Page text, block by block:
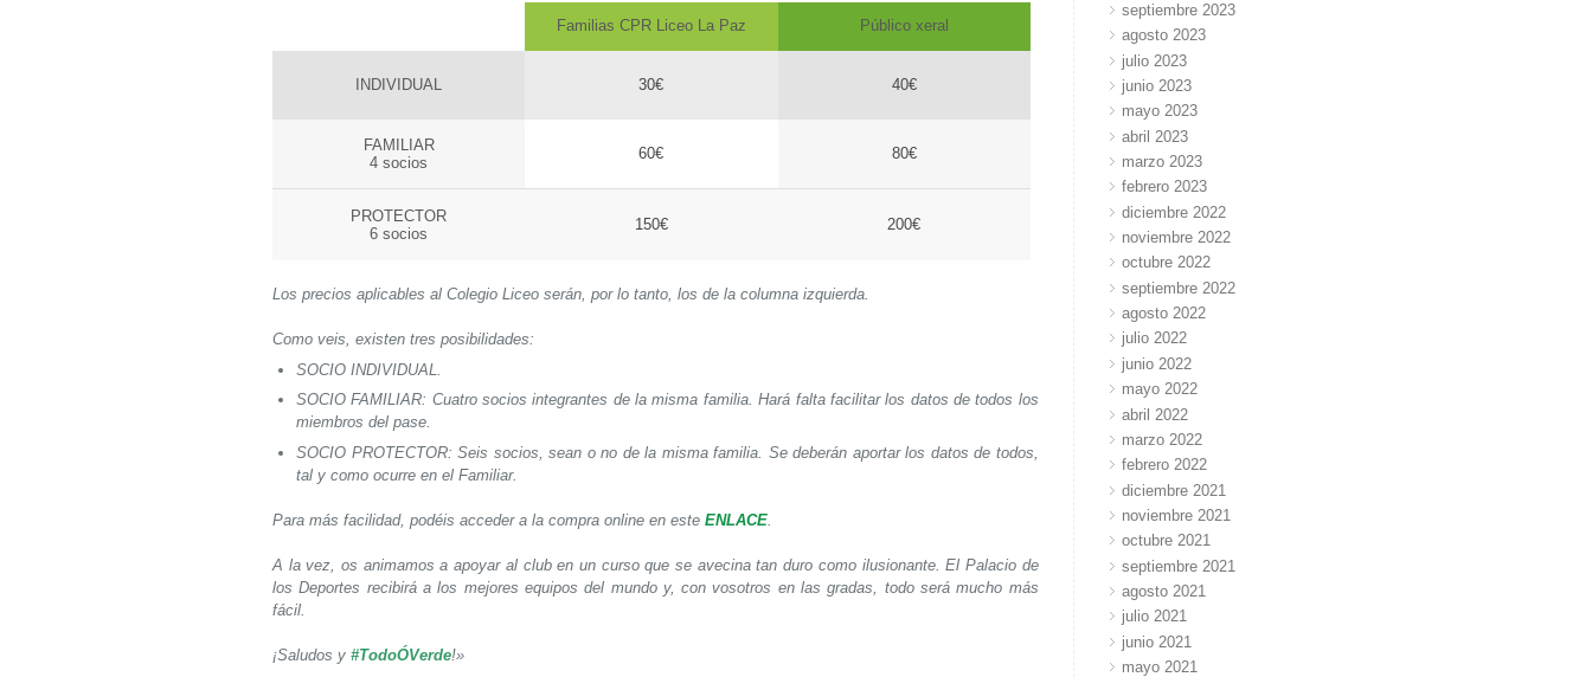
INDIVIDUAL
FAMILIAR
4 socios
PROTECTOR
6 socios
Familias CPR Liceo La Paz
30€
60€
150€
Público xeral
40€
80€
200€
Los precios aplicables al Colegio Liceo serán, por lo tanto, los de la columna izquierda.
Como veis, existen tres posibilidades:
SOCIO INDIVIDUAL.
SOCIO FAMILIAR: Cuatro socios integrantes de la misma familia. Hará falta facilitar los datos de todos los
miembros del pase.
SOCIO PROTECTOR: Seis socios, sean o no de la misma familia. Se deberán aportar los datos de todos,
tal y como ocurre en el Familiar.
Para más facilidad, podéis acceder a la compra online en este ENLACE
A la vez, os animamos a apoyar al club en un curso que se avecina tan duro como ilusionante. El Palacio de
los Deportes recibirá a los mejores equipos del mundo y, con vosotros en las gradas, todo será mucho más
fácil.
¡Saludos y #TodoÓVerde!»
septiembre 2023
agosto 2023
julio 2023
junio 2023
mayo 2023
abril 2023
marzo 2023
febrero 2023
diciembre 2022
noviembre 2022
octubre 2022
septiembre 2022
agosto 2022
julio 2022
junio 2022
mayo 2022
abril 2022
marzo 2022
febrero 2022
diciembre 2021
noviembre 2021
octubre 2021
septiembre 2021
agosto 2021
julio 2021
junio 2021
mayo 2021